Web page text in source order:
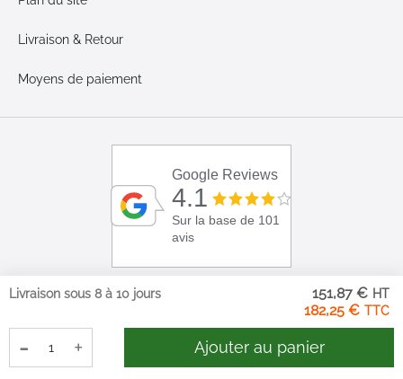
182,25 €
151,87 €
Livraison sous 8 à 10 jours
- + Ajouter au panier
Livraison & Retour
Moyens de paiement
Google Reviews
4.1
Sur la base de 101
avis